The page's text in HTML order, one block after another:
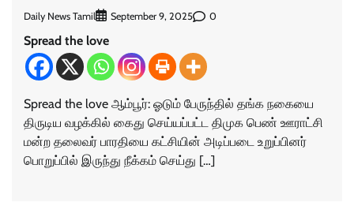
Daily News Tamil September 9, 2025 0
Spread the love
Spread the love ஆம்பூர்: ஓடும் பேருந்தில் தங்க நகையை
திருடிய வழக்கில் கைது செய்யப்பட்ட திமுக பெண் ஊராட்சி
மன்ற தலைவர் பாரதியை கட்சியின் அடிப்படை உறுப்பினர்
பொறுப்பில் இருந்து நீக்கம் செய்து […]